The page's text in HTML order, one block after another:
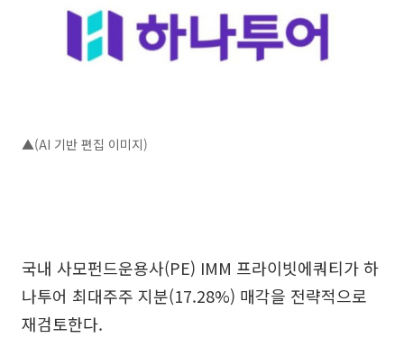
▲(AI 기반 편집 이미지)
국내 사모펀드운용사(PE) IMM 프라이빗에쿼티가 하
나투어 최대주주 지분(17.28%) 매각을 전략적으로
재검토한다.